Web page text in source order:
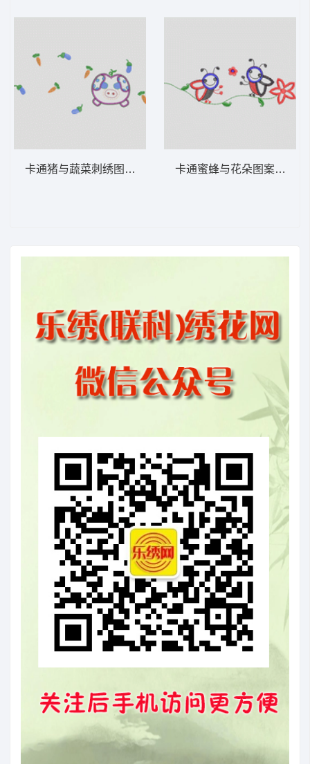
卡通猪与蔬菜刺绣图案 卡通童装章标贴布 卡通蜜蜂与